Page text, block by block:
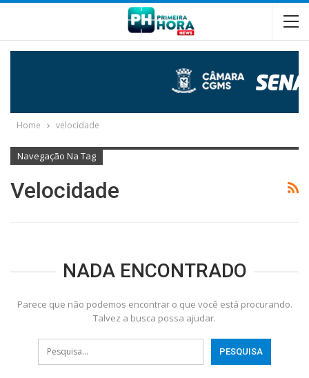
Home velocidade
Navegação Na Tag
Velocidade
NADA ENCONTRADO
Parece que não podemos encontrar o que você está procurando.
Talvez a busca possa ajudar.